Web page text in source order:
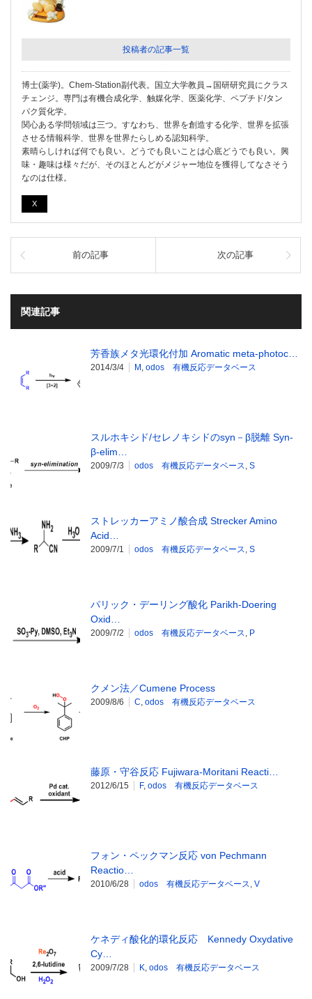
投稿者の記事一覧
博士(薬学)。Chem-Station副代表。国立大学教員→国研研究員にクラス
チェンジ。専門は有機合成化学、触媒化学、医薬化学、ペプチド/タン
パク質化学。
関心ある学問領域は三つ。すなわち、世界を創造する化学、世界を拡張
させる情報科学、世界を世界たらしめる認知科学。
素晴らしければ何でも良い。どうでも良いことは心底どうでも良い。興
味・趣味は様々だが、そのほとんどがメジャー地位を獲得してなさそう
なのは仕様。
X
前の記事 次の記事
関連記事
芳香族メタ光環化付加 Aromatic meta-photoc…
2014/3/4 M , odos 有機反応データベース
スルホキシド/セレノキシドのsyn－β脱離 Syn-
β-elim…
2009/7/3 odos 有機反応データベース, S
ストレッカーアミノ酸合成 Strecker Amino
Acid…
2009/7/1 odos 有機反応データベース, S
パリック・デーリング酸化 Parikh-Doering
Oxid…
2009/7/2 odos 有機反応データベース, P
クメン法／Cumene Process
2009/8/6 C, odos 有機反応データベース
藤原・守谷反応 Fujiwara-Moritani Reacti…
2012/6/15 F, odos 有機反応データベース
フォン・ペックマン反応 von Pechmann
Reactio…
2010/6/28 odos 有機反応データベース, V
ケネディ酸化的環化反応 Kennedy Oxydative
Cy…
2009/7/28 K, odos 有機反応データベース